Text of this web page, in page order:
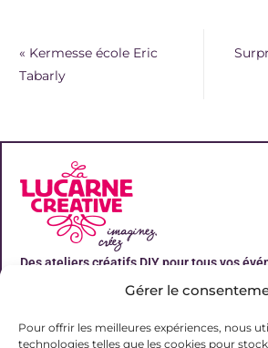
Gérer le
Pour offrir les meilleures expériences, nous
technologies telles que les cookies pour
« Kermesse école Eric
Tabarly
Des ateliers créatifs DIY pour tous vos
Liens utiles